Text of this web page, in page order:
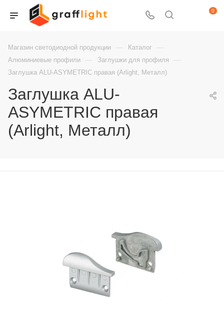
0
Магазин светодиодной продукции — Каталог —
Алюминиевые профили — Заглушки для профиля —
Заглушка ALU-ASYMETRIC правая (Arlight, Металл)
Заглушка ALU-
ASYMETRIC правая
(Arlight, Металл)